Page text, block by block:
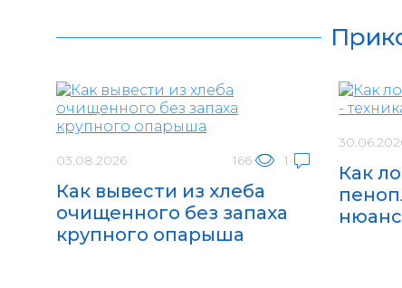
03.08.2026 166 1
Как вывести из хлеба
очищенного без запаха
крупного опарыша
Как